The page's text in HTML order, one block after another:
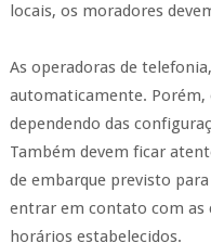
locais, os moradores
As operadoras de
automaticamente.
dependendo das
Também devem ficar
de embarque previsto
entrar em contato com as
horários estabelecidos.